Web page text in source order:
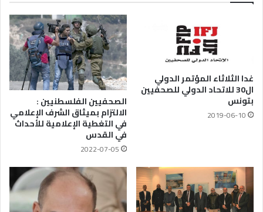
غدا الثلاثاء المؤتمر الدولي
ال30 للاتحاد الدولي للصحفيين
بتونس
2019-06-10
الصحفيين الفلسطنيين :
الالتزام بميثاق الشرف الإعلامي
في التغطية الإعلامية للأحداث
في القدس
2022-07-05